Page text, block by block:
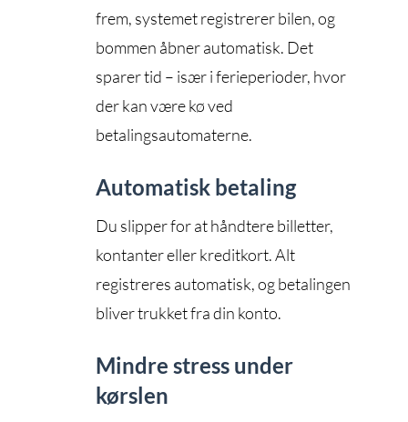
frem, systemet registrerer bilen, og
bommen åbner automatisk. Det
sparer tid – især i ferieperioder, hvor
der kan være kø ved
betalingsautomaterne.
Automatisk betaling
Du slipper for at håndtere billetter,
kontanter eller kreditkort. Alt
registreres automatisk, og betalingen
bliver trukket fra din konto.
Mindre stress under
kørslen